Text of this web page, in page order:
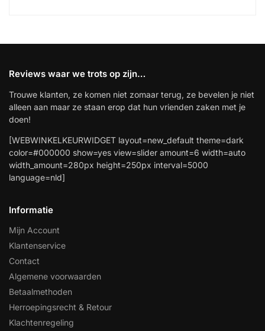
Reviews waar we trots op zijn…
Trouwe klanten, ze komen niet zomaar terug, ze bevelen je niet
alleen aan maar ze staan erop dat hun vrienden zaken met je
doen!
[WEBWINKELKEURWIDGET layout=new_default theme=dark
color=#000000 show=yes view=slider amount=6 width=auto
width_amount=280px height=250px interval=5000
language=nld]
Informatie
Mijn Account
Klantenservice
Contact
Algemene voorwaarden
Betaalmethoden
Herroepingsrecht & Retour
Klachtenregeling